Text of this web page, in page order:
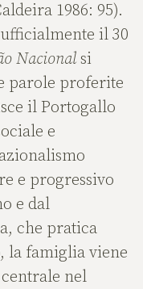
1986: 95).
il 30
Nacional si
parole proferite
il Portogallo
e
e progressivo
e dal
che pratica
la famiglia viene
nel